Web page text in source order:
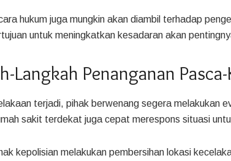
hukum juga mungkin akan diambil terhadap
untuk meningkatkan kesadaran akan
Langkah Penanganan
terjadi, pihak berwenang segera melakukan
sakit terdekat juga cepat merespons situasi
kepolisian melakukan pembersihan lokasi